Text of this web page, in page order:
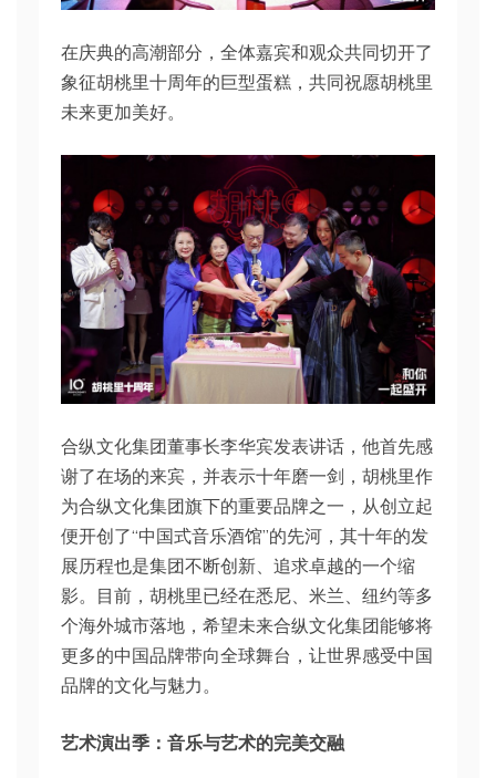
在庆典的高潮部分，全体嘉宾和观众共同切开了
象征胡桃里十周年的巨型蛋糕，共同祝愿胡桃里
未来更加美好。
合纵文化集团董事长李华宾发表讲话，他首先感
谢了在场的来宾，并表示十年磨一剑，胡桃里作
为合纵文化集团旗下的重要品牌之一，从创立起
便开创了“中国式音乐酒馆”的先河，其十年的发
展历程也是集团不断创新、追求卓越的一个缩
影。目前，胡桃里已经在悉尼、米兰、纽约等多
个海外城市落地，希望未来合纵文化集团能够将
更多的中国品牌带向全球舞台，让世界感受中国
品牌的文化与魅力。
艺术演出季：音乐与艺术的完美交融